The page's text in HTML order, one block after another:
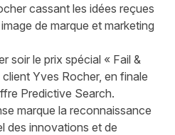
cassant les idées reçues
de marque et marketing
soir le prix spécial « Fail &
Yves Rocher, en finale
Predictive Search.
marque la reconnaissance
des innovations et de